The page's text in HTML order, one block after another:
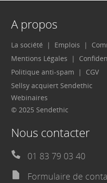
A propos
La société Emplois
Mentions Légales
Politique anti-spam
CGV
Sellsy acquiert Sendethic
Webinaires
© 2025 Sendethic
Nous contacter
01 83 79 03 40
Formulaire de